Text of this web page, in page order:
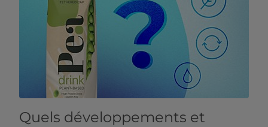
Quels développements et